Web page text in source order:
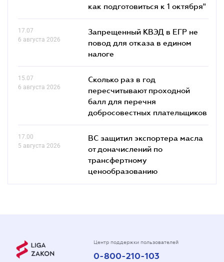
как подготовиться к 1 октября"
17.07
6 августа 2026
Запрещенный КВЭД в ЕГР не
повод для отказа в едином
налоге
15.07
6 августа 2026
Сколько раз в год
пересчитывают проходной
балл для перечня
добросовестных плательщиков
17.00
5 августа 2026
ВС защитил экспортера масла
от доначислений по
трансфертному
ценообразованию
Центр поддержки пользователей
0-800-210-103